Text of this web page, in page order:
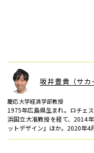
坂井豊貴（サカ
慶応大学経済学部教授
1975年広島県生まれ。ロチェ
浜国立大准教授を経て、2014
ットデザイン』ほか。2020年4